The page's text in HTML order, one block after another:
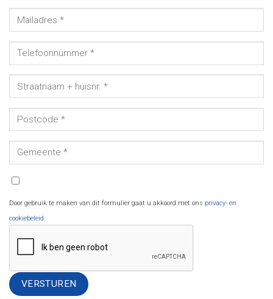
Door gebruik te maken van dit formulier gaat u akkoord met ons privacy- en
cookiebeleid.